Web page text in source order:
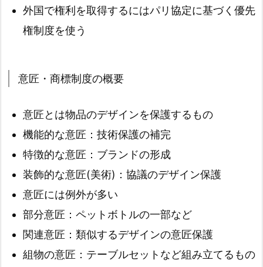
外国で権利を取得するにはパリ協定に基づく優先
権制度を使う
意匠・商標制度の概要
意匠とは物品のデザインを保護するもの
機能的な意匠：技術保護の補完
特徴的な意匠：ブランドの形成
装飾的な意匠(美術)：協議のデザイン保護
意匠には例外が多い
部分意匠：ペットボトルの一部など
関連意匠：類似するデザインの意匠保護
組物の意匠：テーブルセットなど組み立てるもの